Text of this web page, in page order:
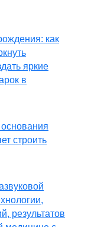
как
яркие
в
строить
результатов